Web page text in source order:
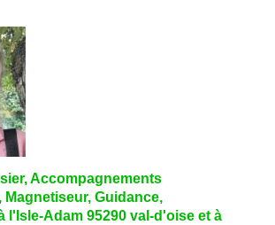
Accompagnements
Guidance,
l'Isle-Adam 95290 val-d'oise et à